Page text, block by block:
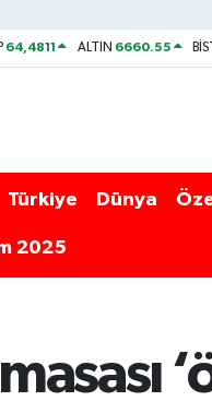
64,4811 ALTIN 6660.55
Türkiye Dünya
2025